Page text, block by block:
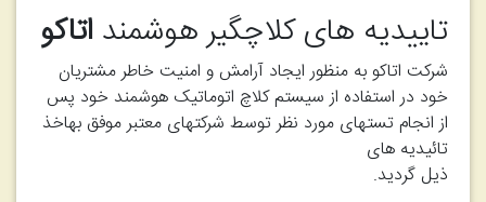
تاییدیه های کلاچگیر هوشمند اتاکو
شرکت اتاکو به منظور ایجاد آرامش و امنیت خاطر مشتریان
خود در استفاده از سیستم کلاچ اتوماتیک هوشمند خود پس
از انجام تستهای مورد نظر توسط شرکتهای معتبر موفق بهاخذ
تائیدیه های
ذیل گردید.